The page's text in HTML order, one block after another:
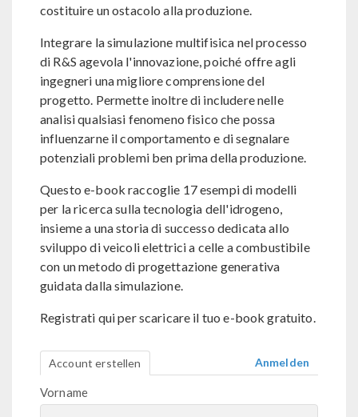
costituire un ostacolo alla produzione.
Integrare la simulazione multifisica nel processo
di R&S agevola l'innovazione, poiché offre agli
ingegneri una migliore comprensione del
progetto. Permette inoltre di includere nelle
analisi qualsiasi fenomeno fisico che possa
influenzarne il comportamento e di segnalare
potenziali problemi ben prima della produzione.
Questo e-book raccoglie 17 esempi di modelli
per la ricerca sulla tecnologia dell'idrogeno,
insieme a una storia di successo dedicata allo
sviluppo di veicoli elettrici a celle a combustibile
con un metodo di progettazione generativa
guidata dalla simulazione.
Registrati qui per scaricare il tuo e-book gratuito.
Account erstellen Anmelden
Vorname